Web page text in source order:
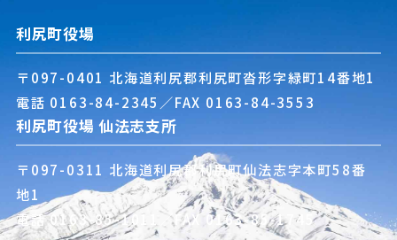
利尻町役場
〒097-0401 北海道利尻郡利尻町沓形字緑町14番地1
電話 0163-84-2345 ／FAX 0163-84-3553
利尻町役場 仙法志支所
〒097-0311 北海道利尻郡利尻町仙法志字本町58番
地1
電話0163-85-1011 ／FAX 0163-85-1745